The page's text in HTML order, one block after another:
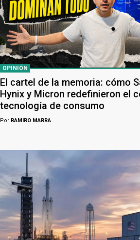
OPINIÓN
El cartel de la memoria: cómo
Hynix y Micron redefinieron el
tecnología de consumo
Por RAMIRO MARRA